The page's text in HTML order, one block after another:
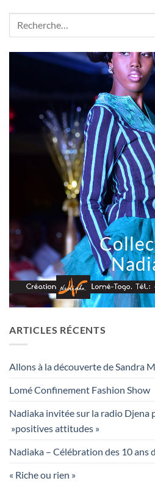
ARTICLES RÉCENTS
Allons à la découverte de Sandra
Lomé Confinement Fashion Show
Nadiaka invitée sur la radio Djena
»positives attitudes »
Nadiaka – Célébration des 10 ans
« Riche ou rien »